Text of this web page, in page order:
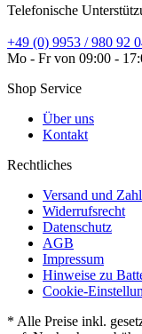
Telefonische
+49 (0) 9953 / 980 92
Mo - Fr von 09:00 -
Shop Service
Über uns
Kontakt
Rechtliches
Versand und
Widerrufsrecht
Datenschutz
AGB
Impressum
Hinweise zu
Cookie-
* Alle Preise inkl.